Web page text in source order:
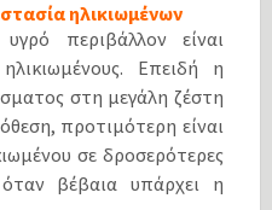
ηλικιωμένων
περιβάλλον είναι
Επειδή η
στη μεγάλη ζέστη
προτιμότερη είναι
σε δροσερότερες
βέβαια υπάρχει η